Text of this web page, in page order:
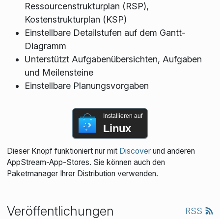
Ressourcenstrukturplan (RSP),
Kostenstrukturplan (KSP)
Einstellbare Detailstufen auf dem Gantt-
Diagramm
Unterstützt Aufgabenübersichten, Aufgaben
und Meilensteine
Einstellbare Planungsvorgaben
Installieren auf
Linux
Dieser Knopf funktioniert nur mit Discoverund anderen
AppStream-App-Stores. Sie können auch den
Paketmanager Ihrer Distribution verwenden.
Veröffentlichungen RSS